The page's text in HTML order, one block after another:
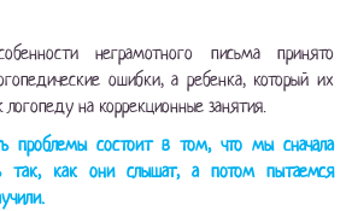
неграмотного письма принято
ошибки, а ребенка, который их
на коррекционные занятия.
проблемы состоит в том, что мы сначала
так, как они слышат, а потом пытаемся